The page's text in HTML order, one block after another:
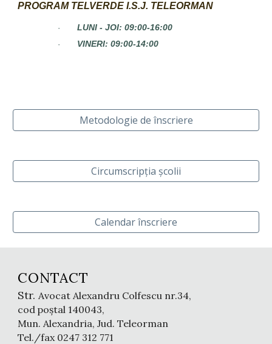
PROGRAM TELVERDE I.S.J. TELEORMAN
· LUNI - JOI: 09:00-16:00
· VINERI: 09:00-14:00
Metodologie de înscriere
Circumscripția școlii
Calendar înscriere
CONTACT
Str.Avocat Alexandru Colfescu nr.34,
cod poștal 140043,
Mun. Alexandria, Jud. Teleorman
Tel./fax 0247 312 771